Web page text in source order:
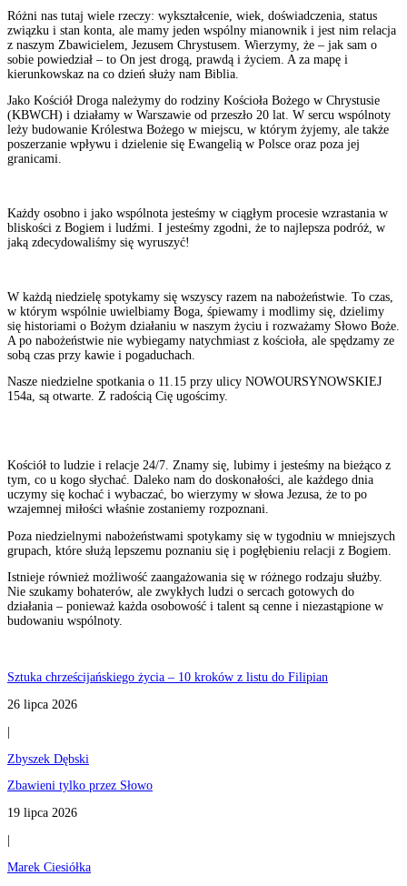
Różni nas tutaj wiele rzeczy: wykształcenie, wiek, doświadczenia, status
związku i stan konta, ale mamy jeden wspólny mianownik i jest nim relacja
z naszym Zbawicielem, Jezusem Chrystusem. Wierzymy, że – jak sam o
sobie powiedział – to On jest drogą, prawdą i życiem. A za mapę i
kierunkowskaz na co dzień służy nam Biblia.
Jako Kościół Droga należymy do rodziny Kościoła Bożego w Chrystusie
(KBWCH) i działamy w Warszawie od przeszło 20 lat. W sercu wspólnoty
leży budowanie Królestwa Bożego w miejscu, w którym żyjemy, ale także
poszerzanie wpływu i dzielenie się Ewangelią w Polsce oraz poza jej
granicami.
Każdy osobno i jako wspólnota jesteśmy w ciągłym procesie wzrastania w
bliskości z Bogiem i ludźmi. I jesteśmy zgodni, że to najlepsza podróż, w
jaką zdecydowaliśmy się wyruszyć!
W każdą niedzielę spotykamy się wszyscy razem na nabożeństwie. To czas,
w którym wspólnie uwielbiamy Boga, śpiewamy i modlimy się, dzielimy
się historiami o Bożym działaniu w naszym życiu i rozważamy Słowo Boże.
A po nabożeństwie nie wybiegamy natychmiast z kościoła, ale spędzamy ze
sobą czas przy kawie i pogaduchach.
Nasze niedzielne spotkania o 11.15 przy ulicy NOWOURSYNOWSKIEJ
154a, są otwarte. Z radością Cię ugościmy.
Kościół to ludzie i relacje 24/7. Znamy się, lubimy i jesteśmy na bieżąco z
tym, co u kogo słychać. Daleko nam do doskonałości, ale każdego dnia
uczymy się kochać i wybaczać, bo wierzymy w słowa Jezusa, że to po
wzajemnej miłości właśnie zostaniemy rozpoznani.
Poza niedzielnymi nabożeństwami spotykamy się w tygodniu w mniejszych
grupach, które służą lepszemu poznaniu się i pogłębieniu relacji z Bogiem.
Istnieje również możliwość zaangażowania się w różnego rodzaju służby.
Nie szukamy bohaterów, ale zwykłych ludzi o sercach gotowych do
działania – ponieważ każda osobowość i talent są cenne i niezastąpione w
budowaniu wspólnoty.
Sztuka chrześcijańskiego życia – 10 kroków z listu do Filipian
26 lipca 2026
Zbyszek Dębski
Zbawieni tylko przez Słowo
19 lipca 2026
Marek Ciesiółka